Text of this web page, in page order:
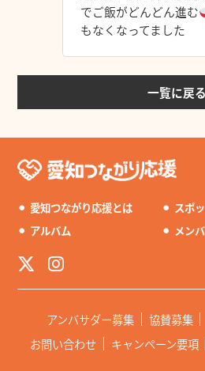
でご飯がどんどん進む
もなくなってました
一覧に戻る
⚫︎ 愛知つながり応援とは ⚫︎ スポ
⚫︎ アルバム ⚫︎ メン
アンバサダー募集 協賛募集
お問い合わせ
キャンペーン要項